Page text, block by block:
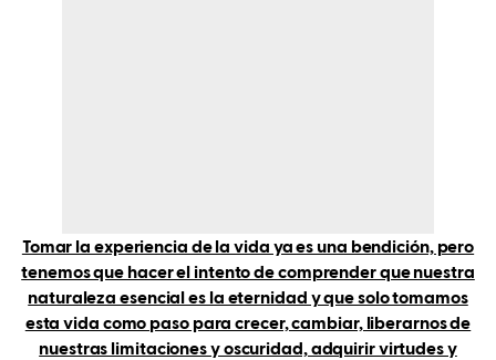
Tomar la experiencia de la vida ya es una bendición, pero
tenemos que hacer el intento de comprender que nuestra
naturaleza esencial es la eternidad y que solo tomamos
esta vida como paso para crecer, cambiar, liberarnos de
nuestras limitaciones y oscuridad, adquirir virtudes y